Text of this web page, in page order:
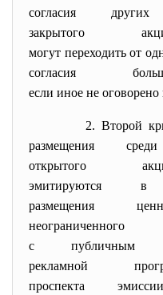
согласия
закрытого
могут переходить от
согласия
если иное не оговорено
2. Второй
размещения
открытого
размещения
с публичным
рекламной
проспекта